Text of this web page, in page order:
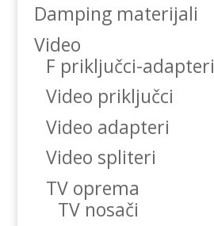
Damping materijali
Video
F priključci-adapteri
Video priključci
Video adapteri
Video spliteri
TV oprema
TV nosači